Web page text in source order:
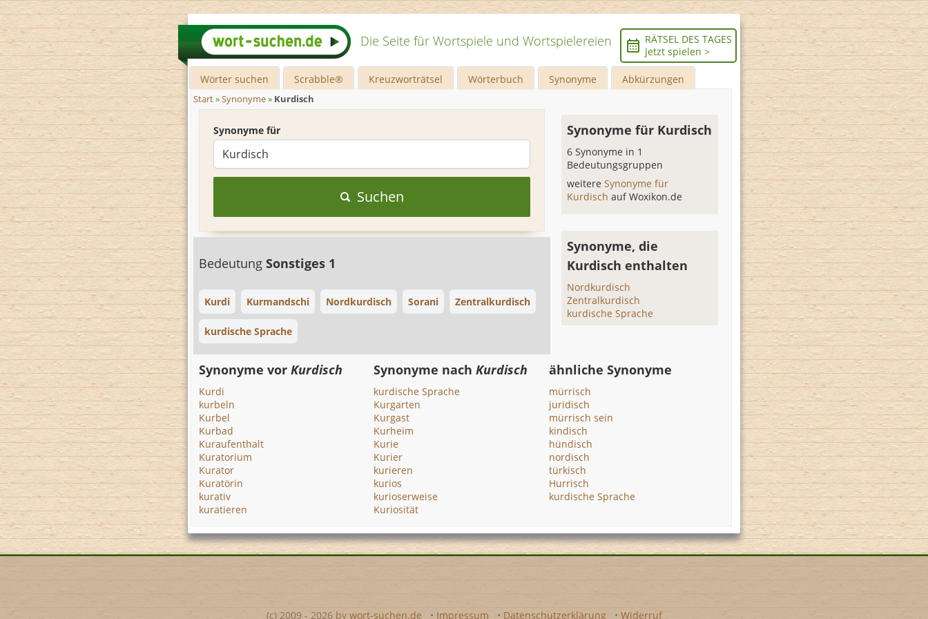
Die Seite für Wortspiele und Wortspielereien
RÄTSEL DES TAGES
Jetzt spielen >
Wörter suchen Scrabble® Kreuzworträtsel Wörterbuch Synonyme Abkürzungen
Start»Synonyme» Kurdisch
Synonyme für
Suchen
Bedeutung Sonstiges 1
Kurdi Kurmandschi Nordkurdisch Sorani Zentralkurdisch
kurdische Sprache
Synonyme für Kurdisch
6 Synonyme in 1
Bedeutungsgruppen
weitereSynonyme für
Kurdischauf Woxikon.de
Synonyme, die
Kurdisch enthalten
Nordkurdisch
Zentralkurdisch
kurdische Sprache
Synonyme vor Kurdisch
Kurdi
kurbeln
Kurbel
Kurbad
Kuraufenthalt
Kuratorium
Kurator
Kuratörin
kurativ
kuratieren
Synonyme nachKurdisch
kurdische Sprache
Kurgarten
Kurgast
Kurheim
Kurie
Kurier
kurieren
kurios
kurioserweise
Kuriosität
ähnliche Synonyme
mürrisch
juridisch
mürrisch sein
kindisch
hündisch
nordisch
türkisch
Hurrisch
kurdische Sprache
(c) 2009 - 2026 by wort-suchen.de • Impressum • Datenschutzerklärung • Widerruf